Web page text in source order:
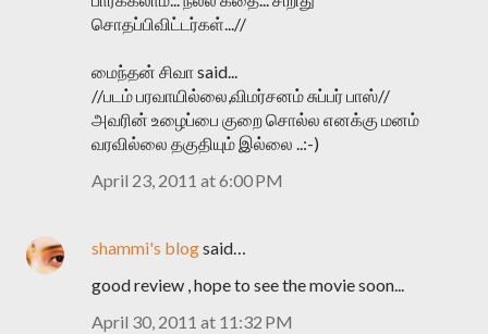
சொதப்பிவிட்டர்கள்...//
மைந்தன் சிவா said...
//படம் பரவாயில்லை,விமர்சனம் சுப்பர் பாஸ்//
அவரின் உழைப்பை குறை சொல்ல எனக்கு மனம்
வரவில்லை தகுதியும் இல்லை ..:-)
April 23, 2011 at 6:00 PM
shammi's blogsaid…
good review , hope to see the movie soon...
April 30, 2011 at 11:32 PM